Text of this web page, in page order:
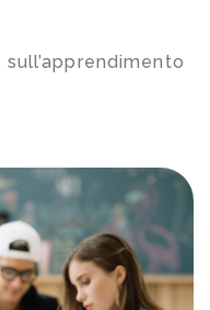
sull’apprendimento